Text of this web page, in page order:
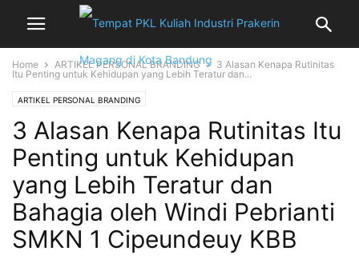
Home ARTIKEL PERSONAL BRANDING
3 Alasan Kenapa Rutinitas
Itu Penting untuk Kehidupan yang Lebih Teratur dan...
ARTIKEL PERSONAL BRANDING
3 Alasan Kenapa Rutinitas Itu
Penting untuk Kehidupan
yang Lebih Teratur dan
Bahagia oleh Windi Pebrianti
SMKN 1 Cipeundeuy KBB